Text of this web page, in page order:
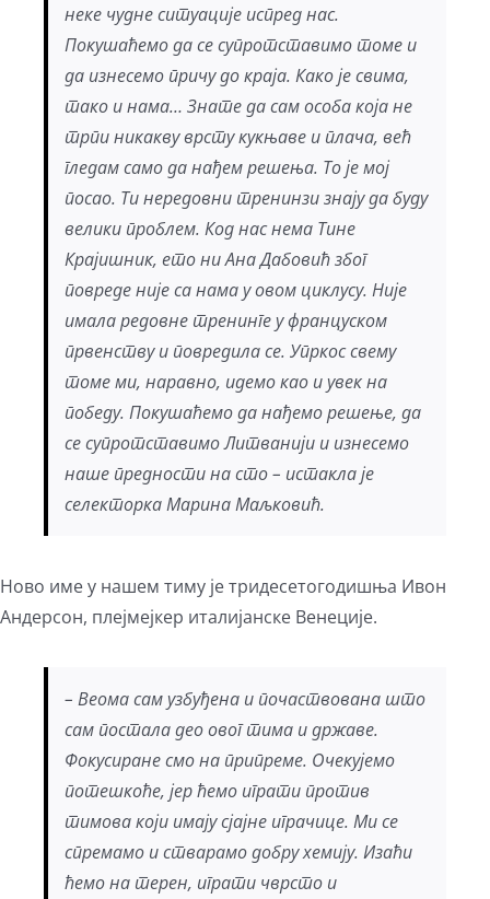
неке чудне ситуације испред нас.
Покушаћемо да се супротставимо томе и
да изнесемо причу до краја. Како је свима,
тако и нама… Знате да сам особа која не
трпи никакву врсту кукњаве и плача, већ
гледам само да нађем решења. То је мој
посао. Ти нередовни тренинзи знају да буду
велики проблем. Код нас нема Тине
Крајишник, ето ни Ана Дабовић због
повреде није са нама у овом циклусу. Није
имала редовне тренинге у француском
првенству и повредила се. Упркос свему
томе ми, наравно, идемо као и увек на
победу. Покушаћемо да нађемо решење, да
се супротставимо Литванији и изнесемо
наше предности на сто – истакла је
селекторка Марина Маљковић.
Ново име у нашем тиму је тридесетогодишња Ивон
Андерсон, плејмејкер италијанске Венеције.
– Веома сам узбуђена и почаствована што
сам постала део овог тима и државе.
Фокусиране смо на припреме. Очекујемо
потешкоће, јер ћемо играти против
тимова који имају сјајне играчице. Ми се
спремамо и стварамо добру хемију. Изаћи
ћемо на терен, играти чврсто и